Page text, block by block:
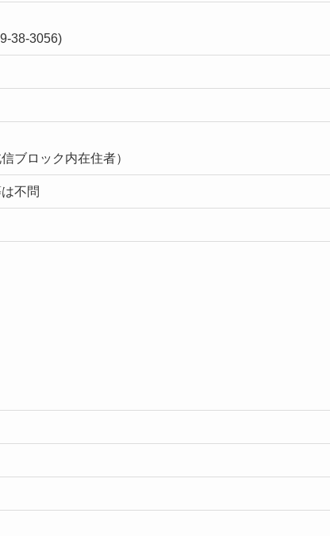
38-3056)
ブロック内在住者）
不問